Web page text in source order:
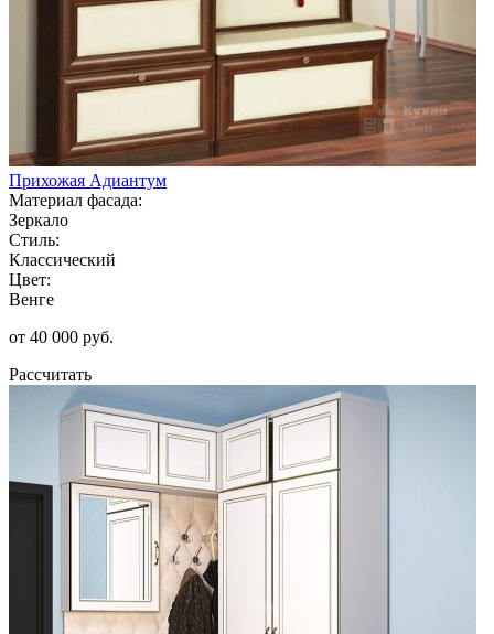
Прихожая Адиантум
Материал фасада:
Зеркало
Стиль:
Классический
Цвет:
Венге
от 40 000 руб.
Рассчитать